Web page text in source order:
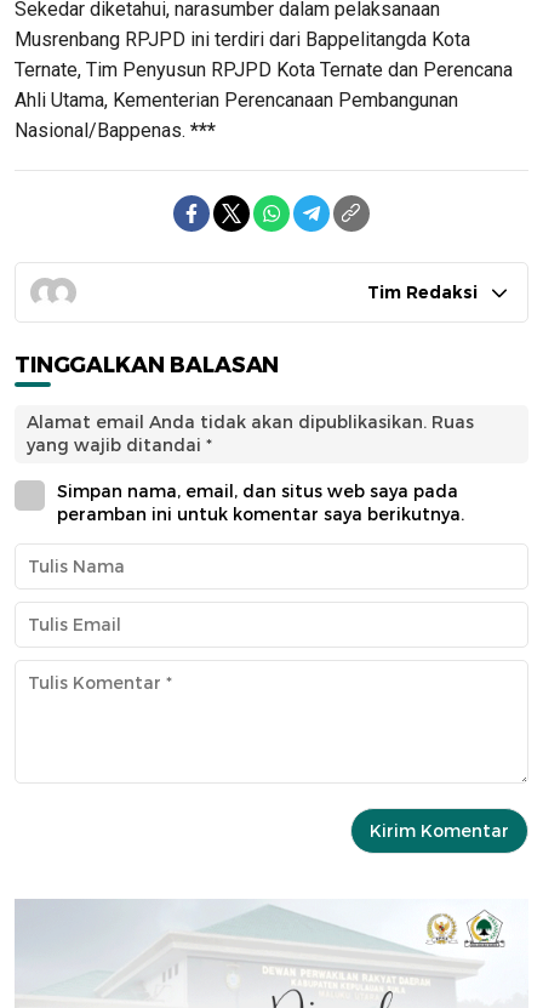
Sekedar diketahui, narasumber dalam pelaksanaan
Musrenbang RPJPD ini terdiri dari Bappelitangda Kota
Ternate, Tim Penyusun RPJPD Kota Ternate dan Perencana
Ahli Utama, Kementerian Perencanaan Pembangunan
Nasional/Bappenas. ***
Tim Redaksi
TINGGALKAN BALASAN
Alamat email Anda tidak akan dipublikasikan. Ruas
yang wajib ditandai *
Simpan nama, email, dan situs web saya pada
peramban ini untuk komentar saya berikutnya.